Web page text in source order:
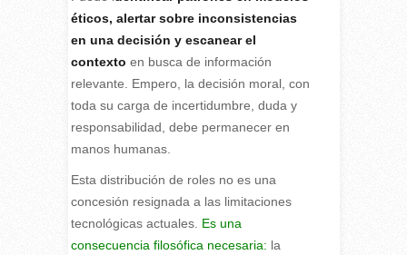
éticos, alertar sobre inconsistencias
en una decisión y escanear el
contexto en busca de información
relevante. Empero, la decisión moral, con
toda su carga de incertidumbre, duda y
responsabilidad, debe permanecer en
manos humanas.
Esta distribución de roles no es una
concesión resignada a las limitaciones
tecnológicas actuales. Es una
consecuencia filosófica necesaria: la